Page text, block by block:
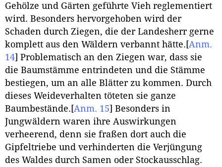
Gehölze und Gärten geführte Vieh reglementiert
wird. Besonders hervorgehoben wird der
Schaden durch Ziegen, die der Landesherr gerne
komplett aus den Wäldern verbannt hätte. [Anm.
14] Problematisch an den Ziegen war, dass sie
die Baumstämme entrindeten und die Stämme
bestiegen, um an alle Blätter zu kommen. Durch
dieses Weideverhalten töteten sie ganze
Baumbestände. [Anm. 15] Besonders in
Jungwäldern waren ihre Auswirkungen
verheerend, denn sie fraßen dort auch die
Gipfeltriebe und verhinderten die Verjüngung
des Waldes durch Samen oder Stockausschlag.